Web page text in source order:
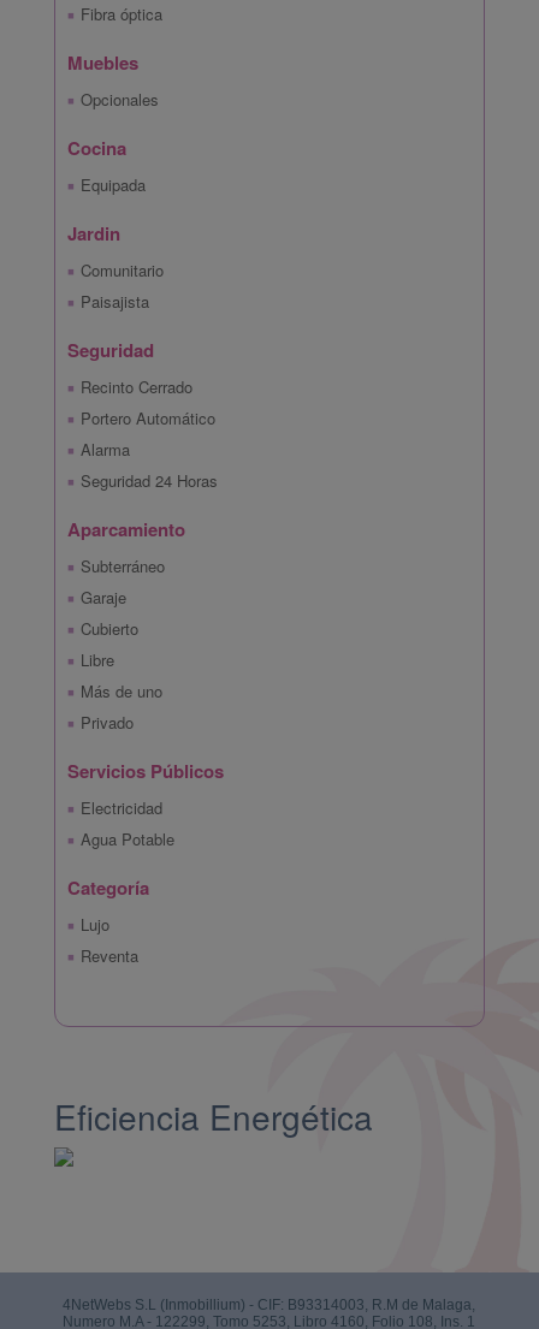
Fibra óptica
Muebles
Opcionales
Cocina
Equipada
Jardin
Comunitario
Paisajista
Seguridad
Recinto Cerrado
Portero Automático
Alarma
Seguridad 24 Horas
Aparcamiento
Subterráneo
Garaje
Cubierto
Libre
Más de uno
Privado
Servicios Públicos
Electricidad
Agua Potable
Categoría
Lujo
Reventa
Eficiencia Energética
4NetWebs S.L (Inmobillium) - CIF: B93314003, R.M de Malaga,
Numero M.A - 122299, Tomo 5253, Libro 4160, Folio 108, Ins. 1